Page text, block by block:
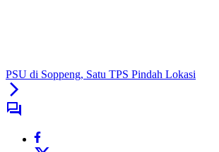
PSU di Soppeng, Satu TPS Pindah Lokasi